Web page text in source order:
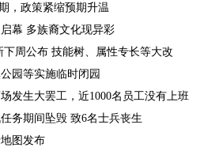
，政策紧缩预期升温
幕 多族裔文化现异彩
下周公布 技能树、属性专长等大改
园等实施临时闭园
发生大罢工，近1000名员工没有上班
务期间坠毁 致6名士兵丧生
图发布